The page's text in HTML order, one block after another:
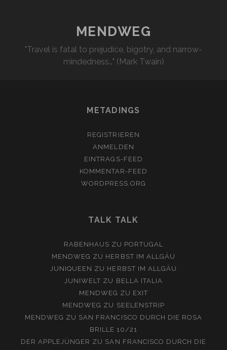
MENDWEG
"Travel is fatal to prejudice, bigotry, and narrow-
mindedness…" (Mark Twain)
METADINGS
REGISTRIEREN
ANMELDEN
EINTRAGS-FEED
KOMMENTAR-FEED
WORDPRESS.ORG
TALK TALK
RABENHAUS ZU PORTUGAL
MENDWEG ZU HERBST IM ALLGÄU
JUNIQUEEN ZU HERBST IM ALLGÄU
JUNIWELT ZU BELLA ITALIA
MENDWEG ZU EXIT
MENDWEG ZU SEELENSTRIP
MENDWEG ZU SAN FRANCISCO DURCH DIE ROSA
BRILLE 10/21
DER APPLEJÜNGER ZU SAN FRANCISCO DURCH DIE